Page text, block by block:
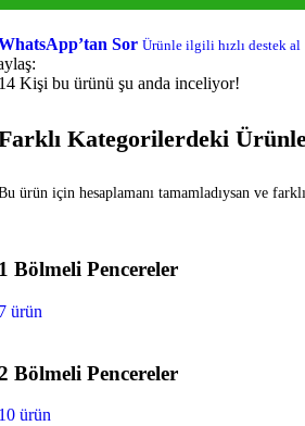
Sor Ürünle ilgili hızlı destek al
Kişi bu ürünü şu anda inceliyor!
Kategorilerdeki
ürün için hesaplamanı tamamladıysan ve
Bölmeli Pencereler
ürün
Bölmeli Pencereler
ürün